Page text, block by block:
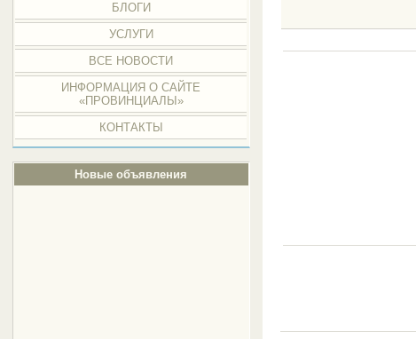
БЛОГИ
УСЛУГИ
ВСЕ НОВОСТИ
ИНФОРМАЦИЯ О САЙТЕ
«ПРОВИНЦИАЛЫ»
КОНТАКТЫ
Новые объявления